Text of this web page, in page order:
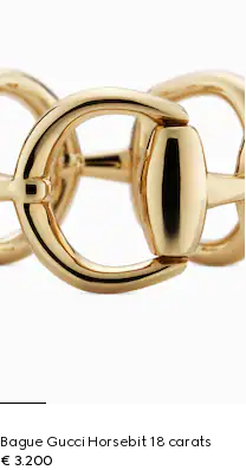
Bague Gucci Horsebit 18 carats
€ 3.200